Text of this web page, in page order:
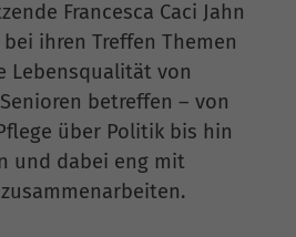
Francesca Caci Jahn
ihren Treffen Themen
Lebensqualität von
betreffen – von
über Politik bis hin
und dabei eng mit